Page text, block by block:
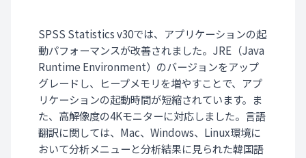
SPSS Statistics v30では、アプリケーションの起
動パフォーマンスが改善されました。JRE（Java
Runtime Environment）のバージョンをアップ
グレードし、ヒープメモリを増やすことで、アプ
リケーションの起動時間が短縮されています。ま
た、高解像度の4Kモニターに対応しました。言語
翻訳に関しては、Mac、Windows、Linux環境に
おいて分析メニューと分析結果に見られた韓国語